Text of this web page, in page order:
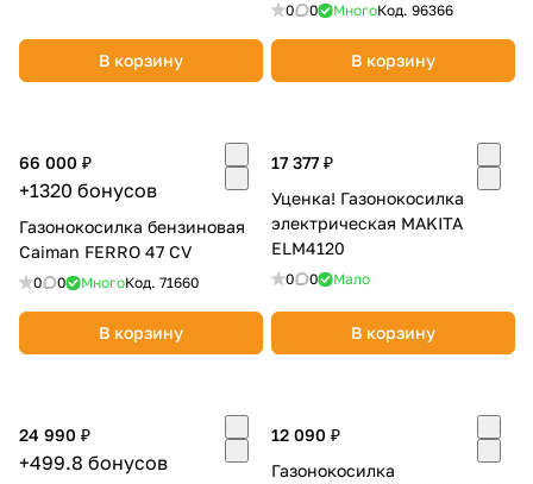
В корзину
0 0 МногоКод. 96366
В корзину
66 000 ₽
+1320 бонусов
Газонокосилка бензиновая
Caiman FERRO 47 CV
0 0 МногоКод. 71660
В корзину
17 377 ₽
Уценка! Газонокосилка
электрическая MAKITA
ELM4120
0 0 Мало
В корзину
24 990 ₽
+499.8 бонусов
12 090 ₽
Газонокосилка
Подробнее
25
недели
Остались вопросы?
8 800 302-02-51
plait.ru